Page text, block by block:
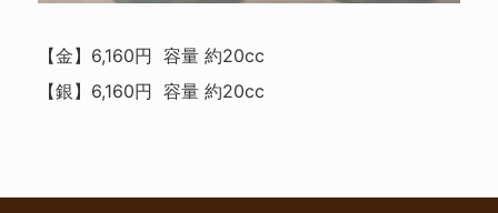
【金】6,160円 容量 約20cc
【銀】6,160円 容量 約20cc